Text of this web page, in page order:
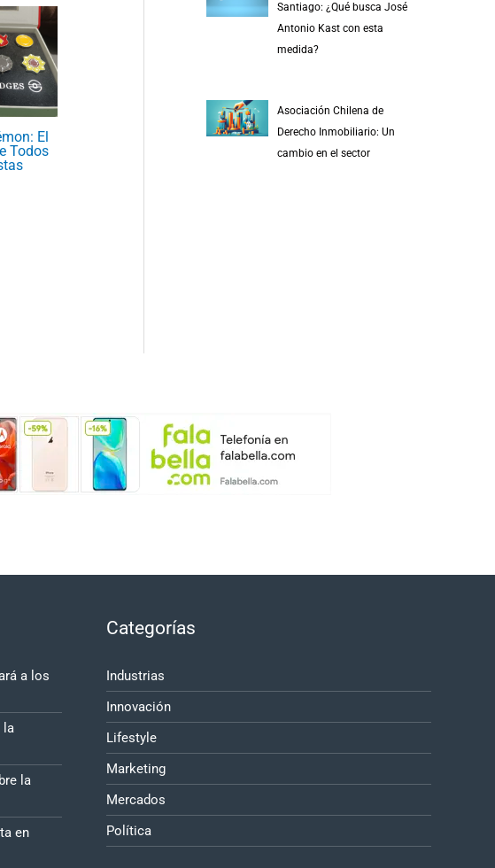
El
Todos
Santiago: ¿Qué busca José
Antonio Kast con esta
medida?
Asociación Chilena de
Derecho Inmobiliario: Un
cambio en el sector
a los
la
la
en
Categorías
Industrias
Innovación
Lifestyle
Marketing
Mercados
Política